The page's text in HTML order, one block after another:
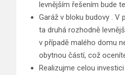
levnějším řešením bude
Garáž v bloku budovy .
ta druhá rozhodně
v případě malého domu
obytnou částí, což
Realizujme celou